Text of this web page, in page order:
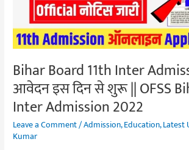
Bihar Board 11th Inter
आवेदन इस दिन से शुरू || OFSS
Inter Admission 2022
Leave a Comment/Admission,Education,Latest
Kumar
दिन
शुरू
||
OFSS
Bihar
Board